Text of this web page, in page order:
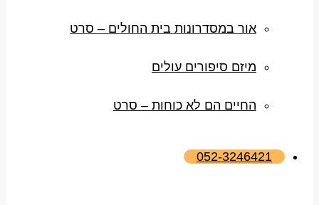
אור במסדרונות בית החולים – סרט
מיזם סיפורים עולים
החיים הם לא כוחות – סרט
052-3246421